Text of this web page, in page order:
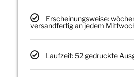
Erscheinungsweise:
versandfertig an jedem
Laufzeit: 52 gedruckte